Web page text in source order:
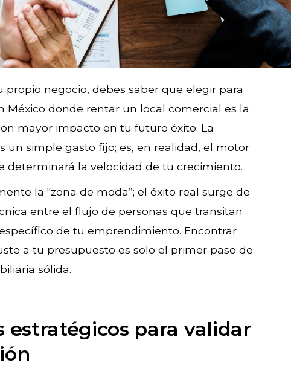
propio negocio, debes saber que elegir para
México donde rentar un local comercial es la
mayor impacto en tu futuro éxito. La
un simple gasto fijo; es, en realidad, el motor
determinará la velocidad de tu crecimiento.
la "zona de moda”; el éxito real surge de
entre el flujo de personas que transitan
de tu emprendimiento. Encontrar
a tu presupuesto es solo el primer paso de
sólida.
estratégicos para validar